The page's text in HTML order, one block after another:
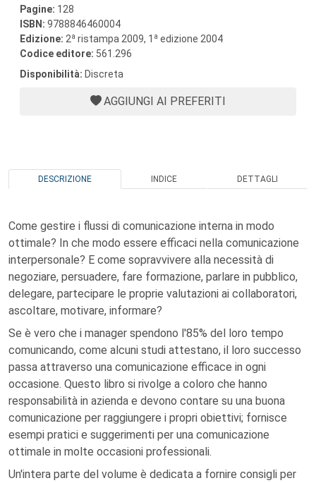
Pagine: 128
ISBN: 9788846460004
Edizione: 2a ristampa 2009, 1 a edizione 2004
Codice editore: 561.296
Disponibilità: Discreta
AGGIUNGI AI PREFERITI
DESCRIZIONE INDICE DETTAGLI
Come gestire i flussi di comunicazione interna in modo
ottimale? In che modo essere efficaci nella comunicazione
interpersonale? E come sopravvivere alla necessità di
negoziare, persuadere, fare formazione, parlare in pubblico,
delegare, partecipare le proprie valutazioni ai collaboratori,
ascoltare, motivare, informare?
Se è vero che i manager spendono l'85% del loro tempo
comunicando, come alcuni studi attestano, il loro successo
passa attraverso una comunicazione efficace in ogni
occasione. Questo libro si rivolge a coloro che hanno
responsabilità in azienda e devono contare su una buona
comunicazione per raggiungere i propri obiettivi; fornisce
esempi pratici e suggerimenti per una comunicazione
ottimale in molte occasioni professionali.
Un'intera parte del volume è dedicata a fornire consigli per